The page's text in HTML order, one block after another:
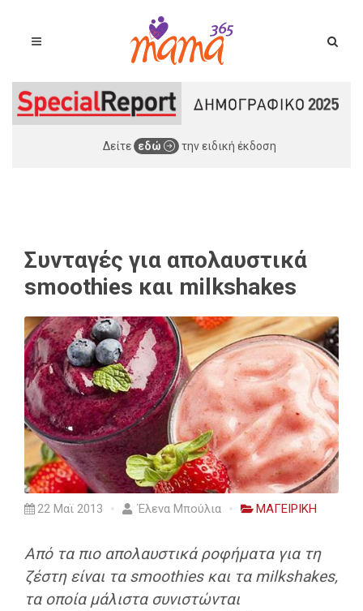
Δείτε εδώ την ειδική έκδοση
Συνταγές για απολαυστικά
smoothies και milkshakes
22 Μαϊ 2013 Έλενα Μπούλια ΜΑΓΕΙΡΙΚΗ
Από τα πιο απολαυστικά ροφήματα για τη
ζέστη είναι τα smoothies και τα milkshakes,
τα οποία μάλιστα συνιστώνται